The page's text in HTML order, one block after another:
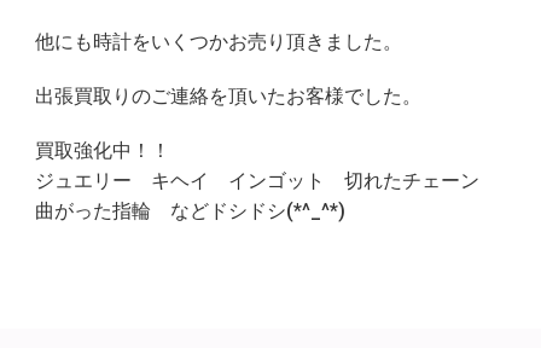
他にも時計をいくつかお売り頂きました。
出張買取りのご連絡を頂いたお客様でした。
買取強化中！！
ジュエリー キヘイ インゴット 切れたチェーン
曲がった指輪 などドシドシ(*^_^*)